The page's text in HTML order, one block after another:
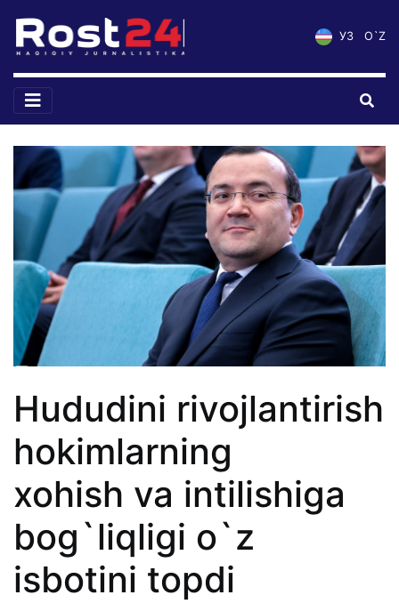
УЗ O`Z
Hududini rivojlantirish
hokimlarning
xohish va intilishiga
bog`liqligi o`z
isbotini topdi